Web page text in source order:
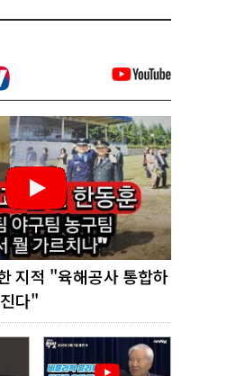
지적 "육해공사 통합하
다"